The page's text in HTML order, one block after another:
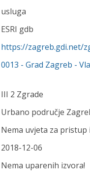
usluga
ESRI gdb
https://zagreb.gdi.net/
0013 - Grad Zagreb -
III 2 Zgrade
Urbano područje
Nema uvjeta za
2018-12-06
Nema uparenih izvora!